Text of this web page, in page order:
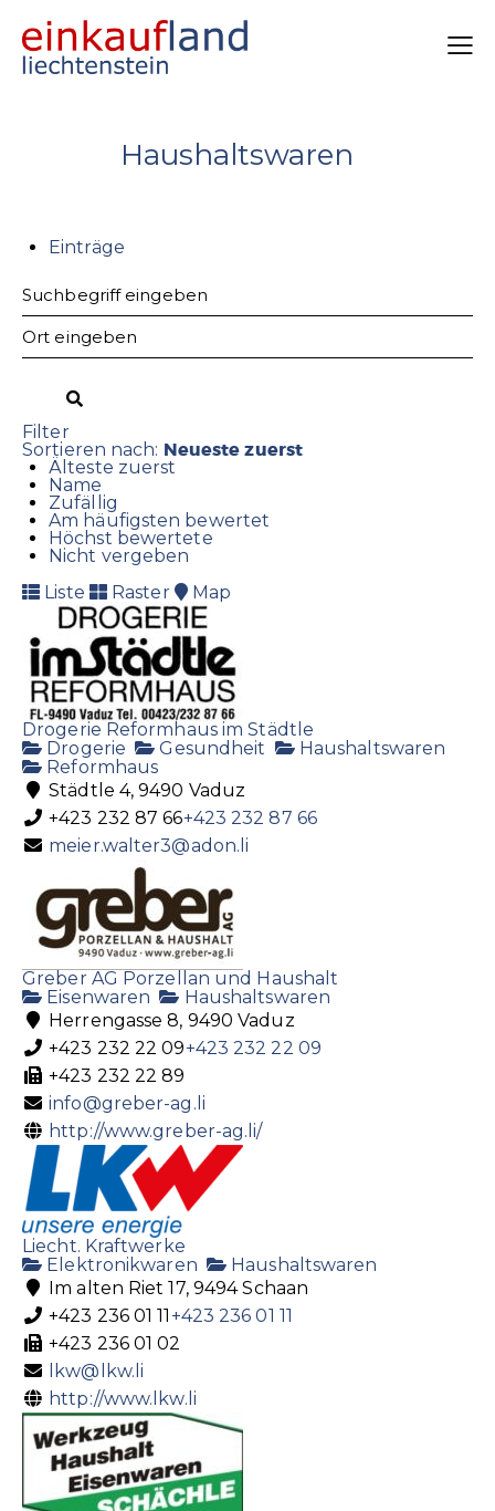
Haushaltswaren
Einträge
Filter
Sortieren nach: Neueste zuerst
Älteste zuerst
Name
Zufällig
Am häufigsten bewertet
Höchst bewertete
Nicht vergeben
Liste
Raster Map
Drogerie Reformhaus im Städtle
Drogerie
Gesundheit
Haushaltswaren
Reformhaus
Städtle 4, 9490 Vaduz
+423 232 87 66+423 232 87 66
meier.walter3@adon.li
Greber AG Porzellan und Haushalt
Eisenwaren
Haushaltswaren
Herrengasse 8, 9490 Vaduz
+423 232 22 09+423 232 22 09
+423 232 22 89
info@greber-ag.li
http://www.greber-ag.li/
Liecht. Kraftwerke
Elektronikwaren
Haushaltswaren
Im alten Riet 17, 9494 Schaan
+423 236 01 11 +423 236 01 11
+423 236 01 02
lkw@lkw.li
http://www.lkw.li